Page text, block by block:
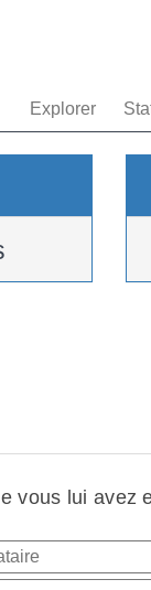
Explorer
vous lui avez